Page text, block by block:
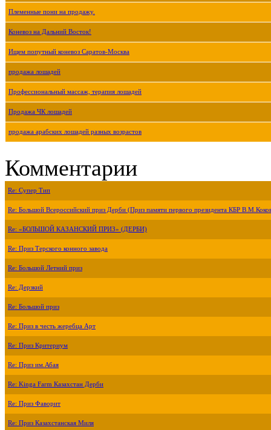
Племенные пони на продажу.
Коневоз на Дальний Восток!
Ищем попутный коневоз Саратов-Москва
продажа лошадей
Профессиональный массаж, терапия лошадей
Продажа ЧК лошадей
продажа арабских лошадей разных возрастов
Комментарии
Re: Супер Тип
Re: Большой Всероссийский приз Дерби (Приз памяти первого президента КБР
Re: «БОЛЬШОЙ КАЗАНСКИЙ ПРИЗ» (ДЕРБИ)
Re: Приз Терского конного завода
Re: Большой Летний приз
Re: Дерзкий
Re: Большой приз
Re: Приз в честь жеребца Арт
Re: Приз Критериум
Re: Приз им.Абая
Re: Kinga Farm Казахстан Дерби
Re: Приз Фаворит
Re: Приз Казахстанская Миля